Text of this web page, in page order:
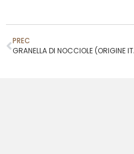
PREC
GRANELLA DI NOCCIOLE (ORIGINE